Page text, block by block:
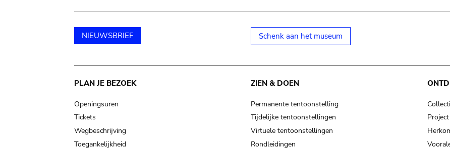
NIEUWSBRIEF Schenk aan het museum
Main
navigation
PLAN JE BEZOEK
Openingsuren
Tickets
Wegbeschrijving
Toegankelijkheid
ZIEN & DOEN
Permanente tentoonstelling
Tijdelijke tentoonstellingen
Virtuele tentoonstellingen
Rondleidingen